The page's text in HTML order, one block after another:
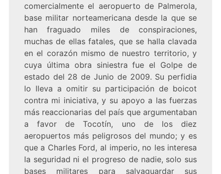
comercialmente el aeropuerto de Palmerola,
base militar norteamericana desde la que se
han fraguado miles de conspiraciones,
muchas de ellas fatales, que se halla clavada
en el corazón mismo de nuestro territorio, y
cuya última obra siniestra fue el Golpe de
estado del 28 de Junio de 2009. Su perfidia
lo lleva a omitir su participación de boicot
contra mi iniciativa, y su apoyo a las fuerzas
más reaccionarias del país que argumentaban
a favor de Tocotín, uno de los diez
aeropuertos más peligrosos del mundo; y es
que a Charles Ford, al imperio, no les interesa
la seguridad ni el progreso de nadie, solo sus
bases militares para salvaguardar sus